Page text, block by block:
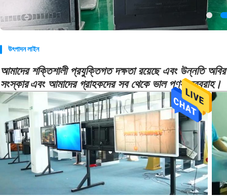
উৎপাদন লাইন
আমাদের শক্তিশালী প্রযুক্তিগত দক্ষতা রয়েছে এবং উন্নতি
সংস্কার এবং আমাদের গ্রাহকদের সব থেকে ভাল পণ্য সরবরাহ।